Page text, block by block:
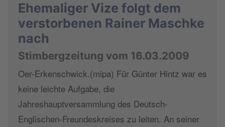
Ehemaliger Vize folgt dem
verstorbenen Rainer Maschke
nach
Stimbergzeitung vom 16.03.2009
Oer-Erkenschwick.(mipa) Für Günter Hintz war es
keine leichte Aufgabe, die
Jahreshauptversammlung des Deutsch-
Englischen-Freundeskreises zu leiten. An seiner